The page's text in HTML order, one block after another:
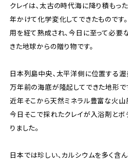
クレイは、太古の時代海に降り積も
年かけて化学変化してできたものです
用を経て熟成され、今日に至って必要
きた地球からの贈り物です。
日本列島中央、太平洋側に位置する渥
万年前の海底が隆起してできた地形で
近年そこから天然ミネラル豊富な火山
今日そこで採れたクレイが入浴剤とボ
りました。
日本では珍しい、カルシウムを多く含